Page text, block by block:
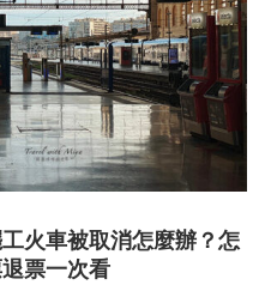
火車被取消怎麼辦？怎
票一次看